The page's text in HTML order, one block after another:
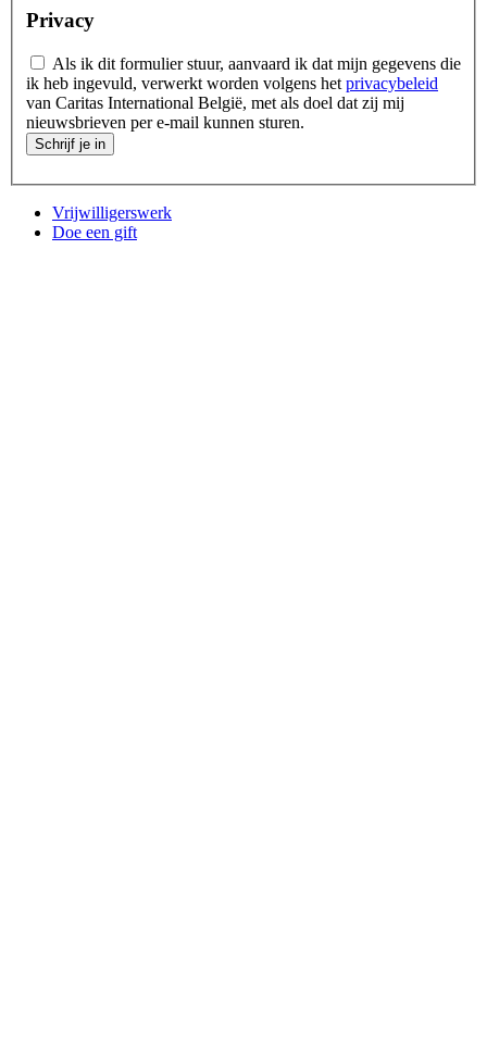
Privacy
ik heb ingevuld, verwerkt worden volgens het privacybeleid
van Caritas International België, met als doel dat zij mij
nieuwsbrieven per e-mail kunnen sturen.
Schrijf je in
Vrijwilligerswerk
Doe een gift